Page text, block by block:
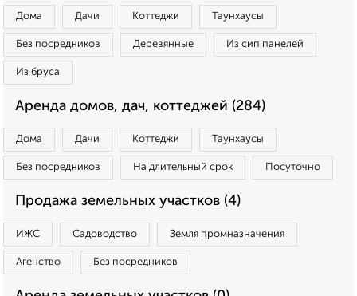
Дома Дачи Коттеджи Таунхаусы
Без посредников Деревянные Из сип панелей
Из бруса
Аренда домов, дач, коттеджей (284)
Дома Дачи Коттеджи Таунхаусы
Без посредников На длительный срок Посуточно
Продажа земельных участков (4)
ИЖС Садоводство Земля промназначения
Агенство Без посредников